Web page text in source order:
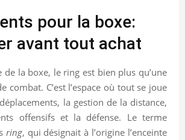
pour la boxe:
avant tout achat
de la boxe, le ring est bien plus qu’une
combat. C’est l’espace où tout se joue
la gestion de la distance,
offensifs et la défense. Le terme
ring, qui désignait à l’origine l’enceinte